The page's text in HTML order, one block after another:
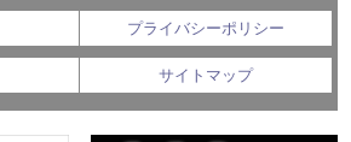
プライバシーポリシー
サイトマップ